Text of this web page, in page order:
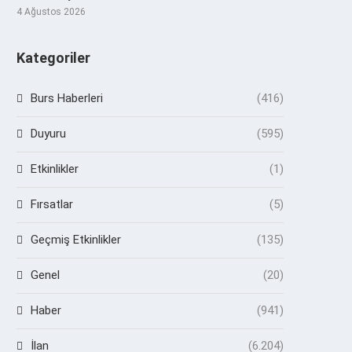
4 Ağustos 2026
Kategoriler
Burs Haberleri (416)
Duyuru (595)
Etkinlikler (1)
Fırsatlar (5)
Geçmiş Etkinlikler (135)
Genel (20)
Haber (941)
İlan (6.204)